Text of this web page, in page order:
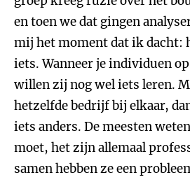
en toen we dat gingen
mij het moment dat ik dacht:
iets. Wanneer je individuen
willen zij nog wel iets leren.
hetzelfde bedrijf bij elkaar,
iets anders. De meesten
moet, het zijn allemaal
samen hebben ze een